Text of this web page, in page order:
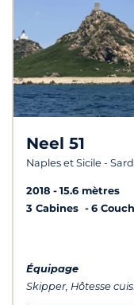
Neel 51
Naples et Sicile -
2018
15.6 mètres
3 Cabines
6
Équipage
Skipper, Hôtesse